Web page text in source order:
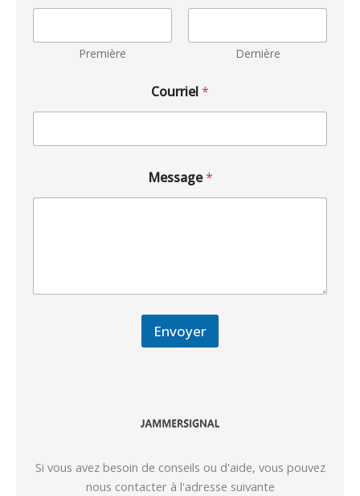
Première Dernière
Courriel*
Message*
Envoyer
Si vous avez besoin de conseils ou d'aide, vous pouvez
nous contacter à l'adresse suivante